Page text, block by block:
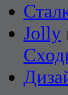
Jolly